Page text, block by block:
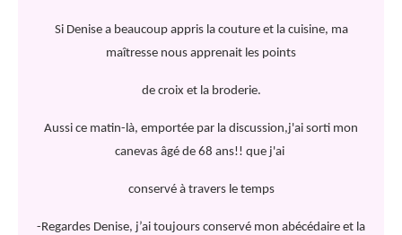
Si Denise a beaucoup appris la couture et la cuisine, ma
maîtresse nous apprenait les points
de croix et la broderie.
Aussi ce matin-là, emportée par la discussion,j'ai sorti mon
canevas âgé de 68 ans!! que j'ai
conservé à travers le temps
-Regardes Denise, j’ai toujours conservé mon abécédaire et la